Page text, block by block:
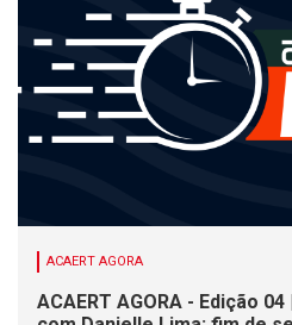
ACAERT AGORA
ACAERT AGORA - Edição